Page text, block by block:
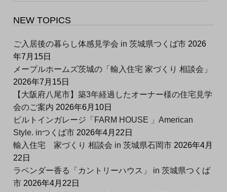
NEW TOPICS
ご入居後の暮らし体感見学会 in 茨城県つくば市 2026
年7月15日
メープルホームズ茨城の「輸入住宅 家づくり 相談会」
2026年7月15日
【大阪府八尾市】築3年経過したオーナー様の住宅見学
会のご案内 2026年6月10日
ビルトインガレージ「FARM HOUSE 」American
Style. inつくば市 2026年4月22日
輸入住宅 家づくり 相談会 in 茨城県石岡市 2026年4月
22日
ラベンダー香る「カントリーハウス」 in 茨城県つくば
市 2026年4月22日